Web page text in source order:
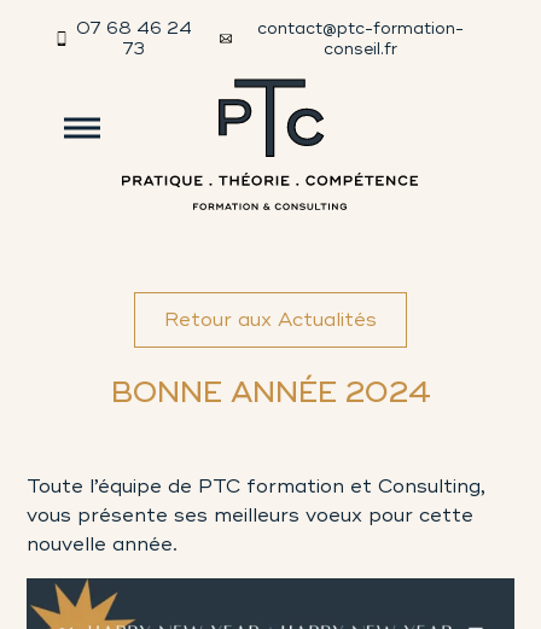
07 68 46 24
73
contact@ptc-formation-
conseil.fr
Retour aux Actualités
BONNE ANNÉE 2024
Toute l’équipe de PTC formation et Consulting,
vous présente ses meilleurs voeux pour cette
nouvelle année.